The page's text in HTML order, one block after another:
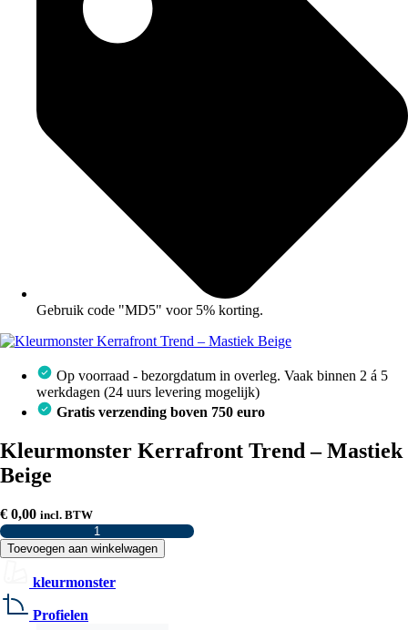
Gebruik code "MD5" voor 5% korting.
Op voorraad - bezorgdatum in overleg. Vaak binnen 2 á 5
werkdagen (24 uurs levering mogelijk)
Gratis verzending boven 750 euro
Kleurmonster Kerrafront Trend – Mastiek
Beige
€ 0,00 incl. BTW
Kleurmonster
Kerrafront
Trend
Mastiek
Beige
Toevoegen aan winkelwagen
kleurmonster
Profielen